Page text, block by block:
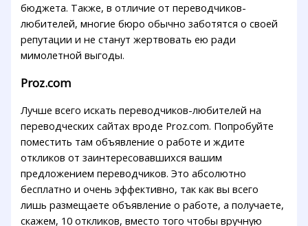
бюджета. Также, в отличие от переводчиков-
любителей, многие бюро обычно заботятся о своей
репутации и не станут жертвовать ею ради
мимолетной выгоды.
Proz.com
Лучше всего искать переводчиков-любителей на
переводческих сайтах вроде Proz.com. Попробуйте
поместить там объявление о работе и ждите
откликов от заинтересовавшихся вашим
предложением переводчиков. Это абсолютно
бесплатно и очень эффективно, так как вы всего
лишь размещаете объявление о работе, а получаете,
скажем, 10 откликов, вместо того чтобы вручную